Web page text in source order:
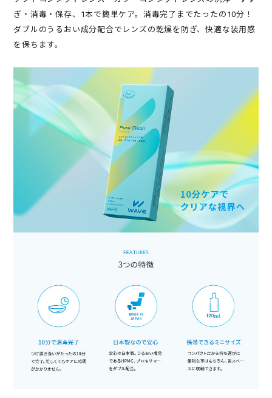
ぎ・消毒・保存、1本で簡単ケア。消毒完了までたったの10分！
ダブルのうるおい成分配合でレンズの乾燥を防ぎ、快適な装用感
を保ちます。